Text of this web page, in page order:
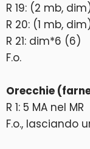
R 19: (2 mb,
R 20: (1 mb,
R 21: dim*6 (6)
F.o.
Orecchie
R 1: 5 MA nel MR
F.o., lasciando